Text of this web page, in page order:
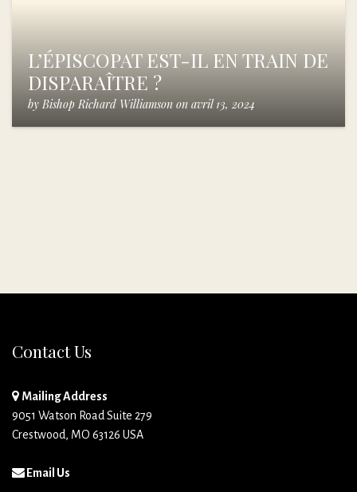
L’ÉPISCOPAT EST-IL EN TRAIN DE
DISPARAÎTRE ?
by Bishop Richard Williamson on avril 13, 2024
Contact Us
Mailing Address
9051 Watson Road Suite 279
Crestwood, MO 63126 USA
Email Us